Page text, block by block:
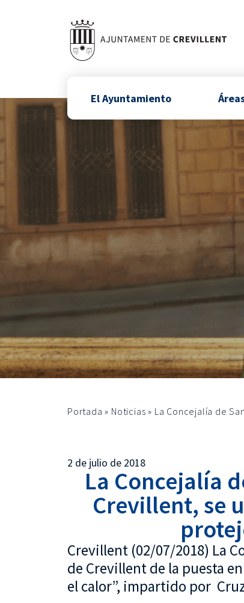
El Ayuntamiento
Portada » Noticias » La Concejalía de
2 de julio de 2018
La Concejalía
Crevillent, se
Crevillent (02/07/2018) La
de Crevillent de la puesta
el calor”, impartido por